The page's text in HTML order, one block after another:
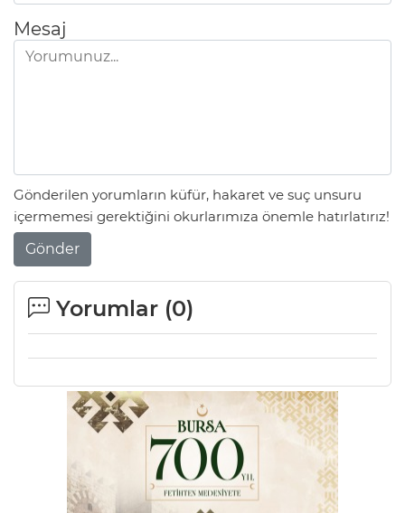
Mesaj
Gönderilen yorumların küfür, hakaret ve suç unsuru
içermemesi gerektiğini okurlarımıza önemle hatırlatırız!
Gönder
Yorumlar (0)